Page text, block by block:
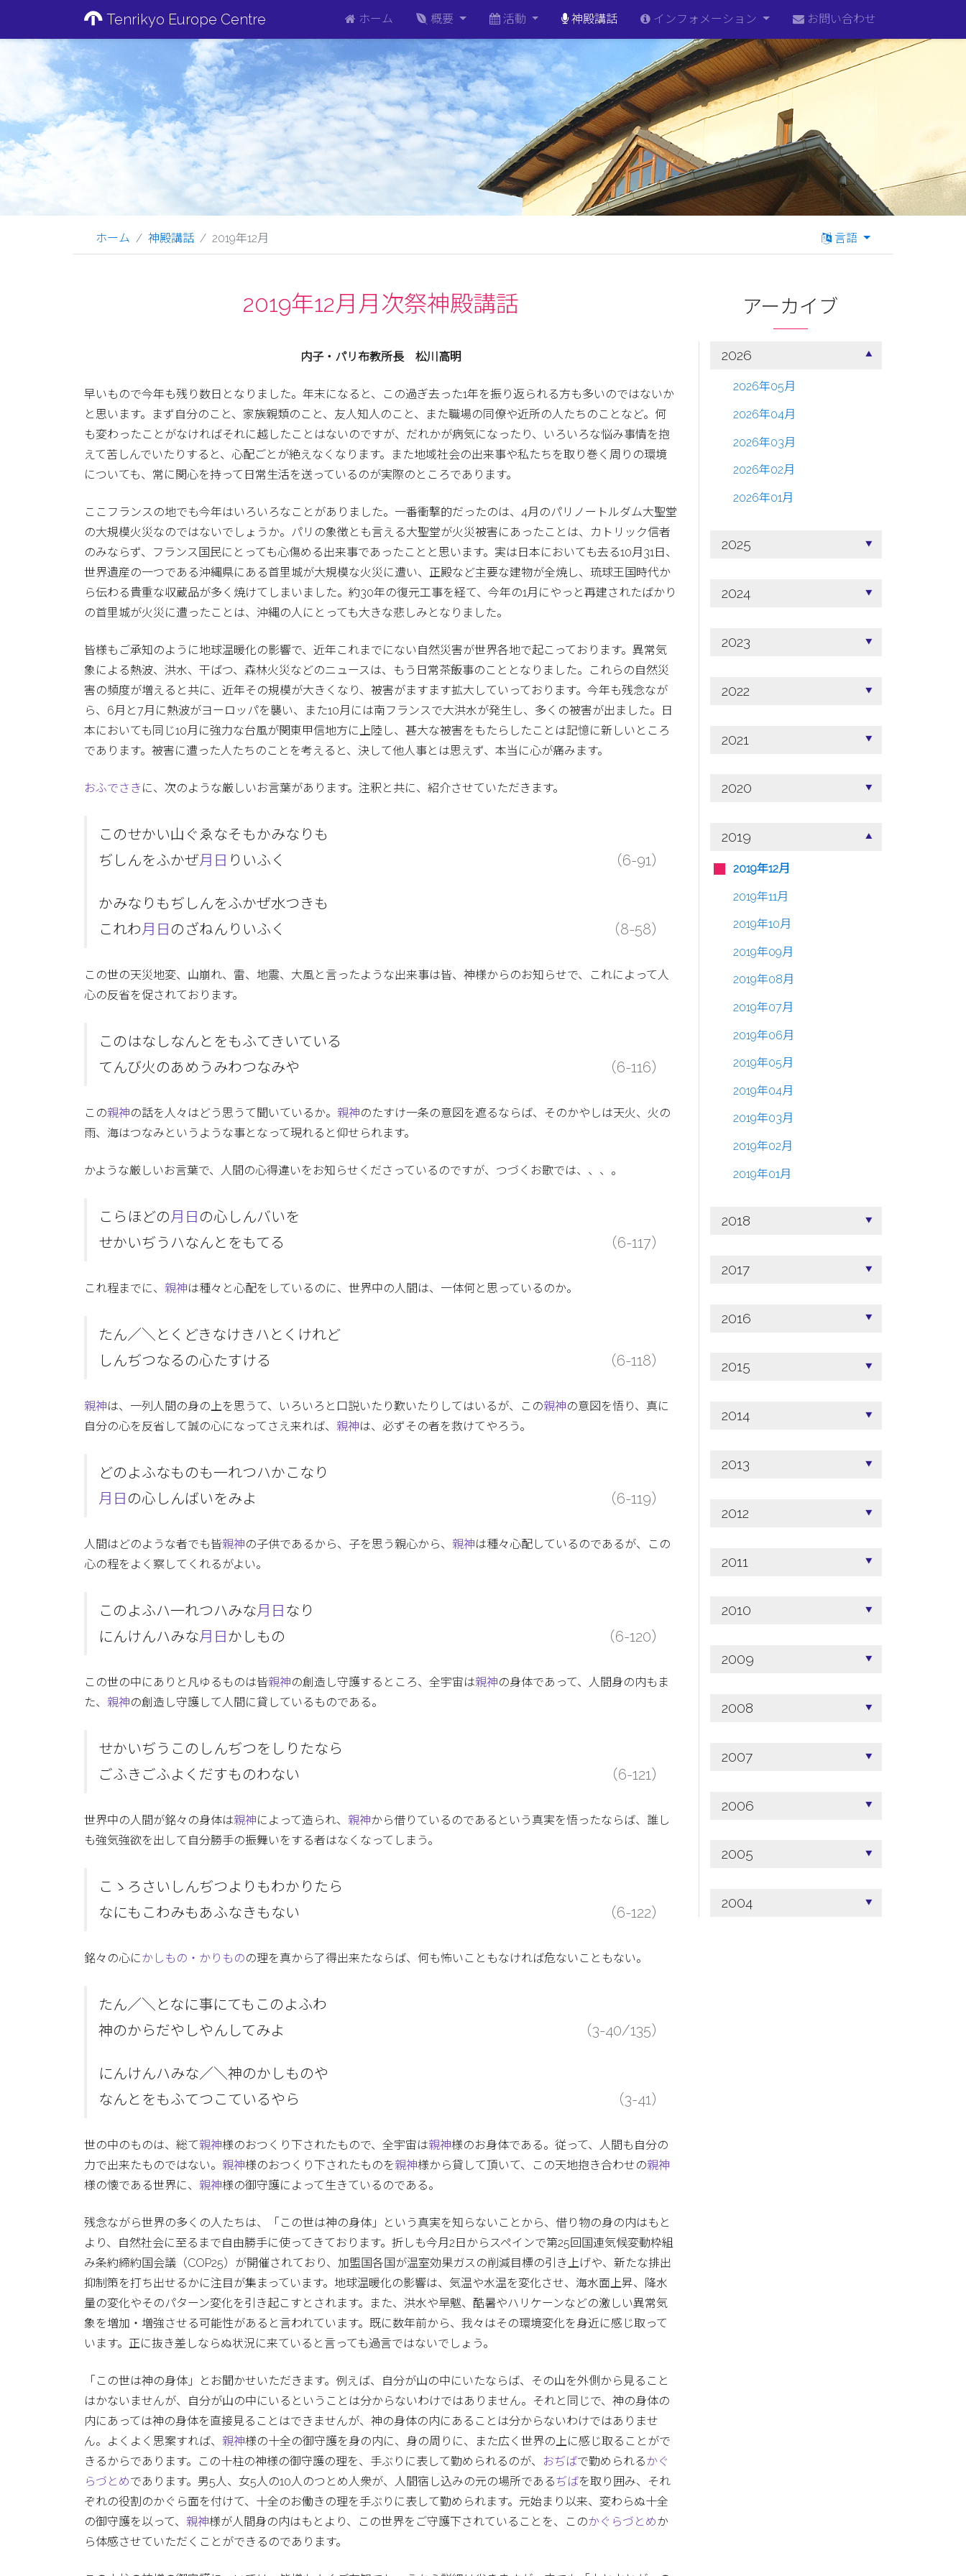
Tenrikyo Europe Centre ホーム 概要 活動 神殿講話 インフォメーション お問い合わせ
言語
ホーム 神殿講話 2019年12月
2019年12月月次祭神殿講話
内子・パリ布教所長 松川高明
早いもので今年も残り数日となりました。年末になると、この過ぎ去った1年を振り返られる方も多いのではないか
と思います。まず自分のこと、家族親類のこと、友人知人のこと、また職場の同僚や近所の人たちのことなど。何
も変わったことがなければそれに越したことはないのですが、だれかが病気になったり、いろいろな悩み事情を抱
えて苦しんでいたりすると、心配ごとが絶えなくなります。また地域社会の出来事や私たちを取り巻く周りの環境
についても、常に関心を持って日常生活を送っているのが実際のところであります。
ここフランスの地でも今年はいろいろなことがありました。一番衝撃的だったのは、4月のパリノートルダム大聖堂
の大規模火災なのではないでしょうか。パリの象徴とも言える大聖堂が火災被害にあったことは、カトリック信者
のみならず、フランス国民にとっても心傷める出来事であったことと思います。実は日本においても去る10月31日、
世界遺産の一つである沖縄県にある首里城が大規模な火災に遭い、正殿など主要な建物が全焼し、琉球王国時代か
ら伝わる貴重な収蔵品が多く焼けてしまいました。約30年の復元工事を経て、今年の1月にやっと再建されたばかり
の首里城が火災に遭ったことは、沖縄の人にとっても大きな悲しみとなりました。
皆様もご承知のように地球温暖化の影響で、近年これまでにない自然災害が世界各地で起こっております。異常気
象による熱波、洪水、干ばつ、森林火災などのニュースは、もう日常茶飯事のこととなりました。これらの自然災
害の頻度が増えると共に、近年その規模が大きくなり、被害がますます拡大していっております。今年も残念なが
ら、6月と7月に熱波がヨーロッパを襲い、また10月には南フランスで大洪水が発生し、多くの被害が出ました。日
本においても同じ10月に強力な台風が関東甲信地方に上陸し、甚大な被害をもたらしたことは記憶に新しいところ
であります。被害に遭った人たちのことを考えると、決して他人事とは思えず、本当に心が痛みます。
おふでさき に、次のような厳しいお言葉があります。注釈と共に、紹介させていただきます。
このせかい山ぐゑなそもかみなりも
ぢしんをふかぜ月日 りいふく （6-91）
かみなりもぢしんをふかぜ水つきも
これわ月日 のざねんりいふく （8-58）
この世の天災地変、山崩れ、雷、地震、大風と言ったような出来事は皆、神様からのお知らせで、これによって人
心の反省を促されております。
このはなしなんとをもふてきいている
てんび火のあめうみわつなみや
（6-116）
この親神の話を人々はどう思うて聞いているか。 親神のたすけ一条の意図を遮るならば、そのかやしは天火、火の
雨、海はつなみというような事となって現れると仰せられます。
かような厳しいお言葉で、人間の心得違いをお知らせくださっているのですが、つづくお歌では、、、。
こらほどの月日 の心しんバいを
せかいぢうハなんとをもてる
（6-117）
これ程までに、 親神は種々と心配をしているのに、世界中の人間は、一体何と思っているのか。
たん／＼とくどきなけきハとくけれど
しんぢつなるの心たすける
（6-118）
親神は、一列人間の身の上を思うて、いろいろと口説いたり歎いたりしてはいるが、この親神の意図を悟り、真に
自分の心を反省して誠の心になってさえ来れば、 親神は、必ずその者を救けてやろう。
どのよふなものも一れつハかこなり
月日 の心しんばいをみよ （6-119）
人間はどのような者でも皆親神の子供であるから、子を思う親心から、 親神は種々心配しているのであるが、この
心の程をよく察してくれるがよい。
このよふハ一れつハみな月日 なり
にんけんハみな月日かしもの （6-120）
この世の中にありと凡ゆるものは皆親神の創造し守護するところ、全宇宙は親神の身体であって、人間身の内もま
た、 親神の創造し守護して人間に貸しているものである。
せかいぢうこのしんぢつをしりたなら
ごふきごふよくだすものわない
（6-121）
世界中の人間が銘々の身体は親神によって造られ、 親神から借りているのであるという真実を悟ったならば、誰し
も強気強欲を出して自分勝手の振舞いをする者はなくなってしまう。
こゝろさいしんぢつよりもわかりたら
なにもこわみもあふなきもない
（6-122）
銘々の心にかしもの・かりものの理を真から了得出来たならば、何も怖いこともなければ危ないこともない。
たん／＼となに事にてもこのよふわ
神のからだやしやんしてみよ
（3-40/135）
にんけんハみな／＼神のかしものや
なんとをもふてつこているやら
（3-41）
世の中のものは、総て親神様のおつくり下されたもので、全宇宙は親神様のお身体である。従って、人間も自分の
力で出来たものではない。 親神様のおつくり下されたものを親神様から貸して頂いて、この天地抱き合わせの親神
様の懐である世界に、 親神様の御守護によって生きているのである。
残念ながら世界の多くの人たちは、「この世は神の身体」という真実を知らないことから、借り物の身の内はもと
より、自然社会に至るまで自由勝手に使ってきております。折しも今月2日からスペインで第25回国連気候変動枠組
み条約締約国会議（COP25）が開催されており、加盟国各国が温室効果ガスの削減目標の引き上げや、新たな排出
抑制策を打ち出せるかに注目が集まっています。地球温暖化の影響は、気温や水温を変化させ、海水面上昇、降水
量の変化やそのパターン変化を引き起こすとされます。また、洪水や旱魃、酷暑やハリケーンなどの激しい異常気
象を増加・増強させる可能性があると言われています。既に数年前から、我々はその環境変化を身近に感じ取って
います。正に抜き差しならぬ状況に来ていると言っても過言ではないでしょう。
「この世は神の身体」とお聞かせいただきます。例えば、自分が山の中にいたならば、その山を外側から見ること
はかないませんが、自分が山の中にいるということは分からないわけではありません。それと同じで、神の身体の
内にあっては神の身体を直接見ることはできませんが、神の身体の内にあることは分からないわけではありませ
ん。よくよく思案すれば、 親神様の十全の御守護を身の内に、身の周りに、また広く世界の上に感じ取ることがで
きるからであります。この十柱の神様の御守護の理を、手ぶりに表して勤められるのが、
おぢばで勤められるかぐ
らづとめであります。男5人、女5人の10人のつとめ人衆が、人間宿し込みの元の場所であるぢばを取り囲み、それ
ぞれの役割のかぐら面を付けて、十全のお働きの理を手ぶりに表して勤められます。元始まり以来、変わらぬ十全
の御守護を以って、 親神様が人間身の内はもとより、この世界をご守護下されていることを、このかぐらづとめか
ら体感させていただくことができるのであります。
アーカイブ
2026
2026年05月
2026年04月
2026年03月
2026年02月
2026年01月
2025
2024
2023
2022
2021
2020
2019
2019年12月
2019年11月
2019年10月
2019年09月
2019年08月
2019年07月
2019年06月
2019年05月
2019年04月
2019年03月
2019年02月
2019年01月
2018
2017
2016
2015
2014
2013
2012
2011
2010
2009
2008
2007
2006
2005
2004